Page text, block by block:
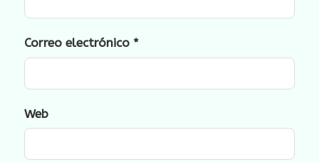
Correo electrónico *
Web